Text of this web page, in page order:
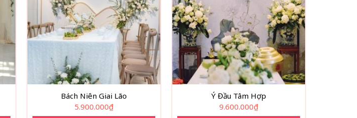
Bách Niên Giai Lão
5.900.000₫
Ý Đầu Tâm Hợp
9.600.000₫